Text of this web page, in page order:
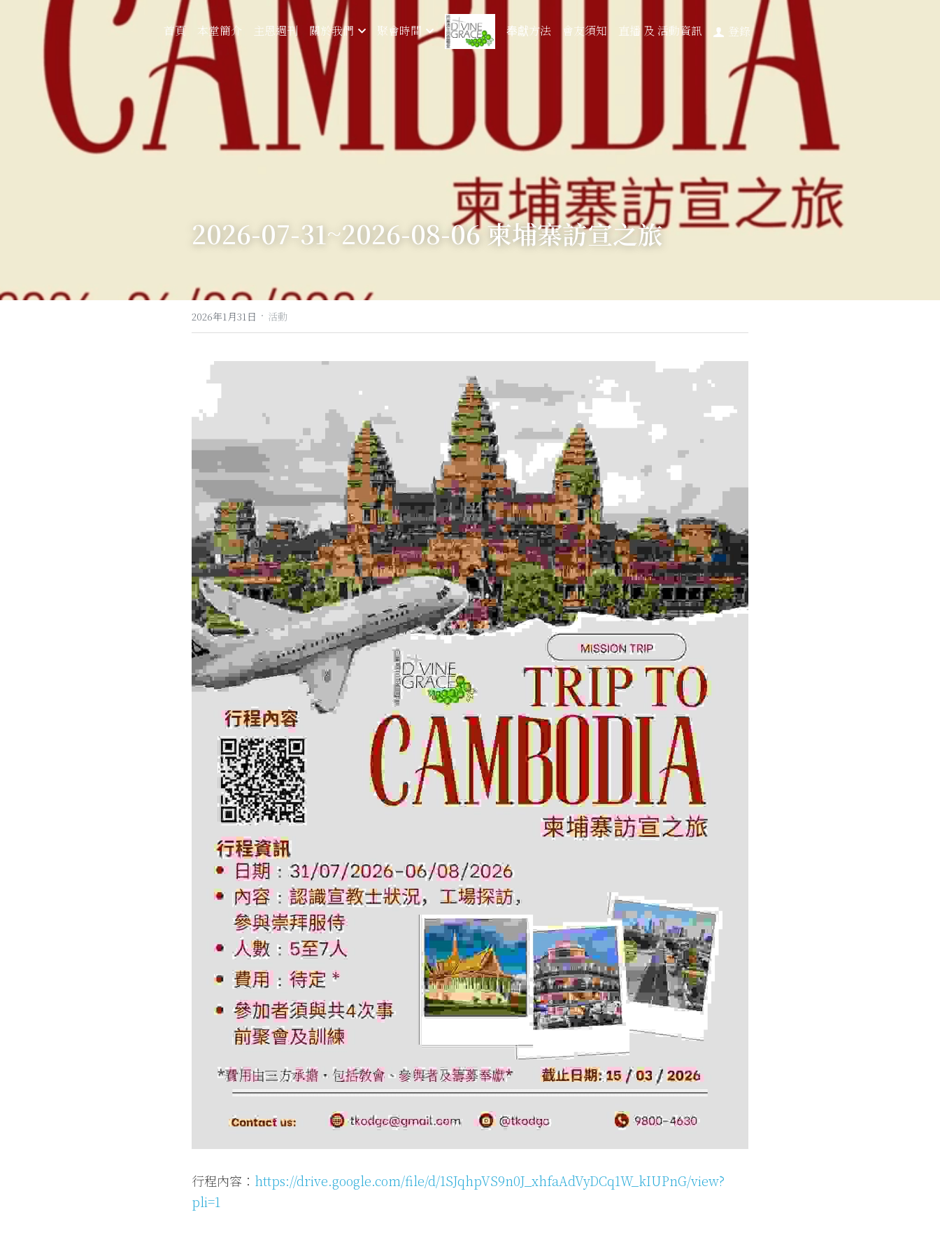
首頁 本堂簡介 主恩週刊 關於我們 聚會時間 奉獻方法 會友須知 直播 及 活動資訊 登錄
2026-07-31~2026-08-06 柬埔寨訪宣之旅
2026年1月31日 · 活動
行程內容： https://drive.google.com/file/d/1SJqhpVS9n0J_xhfaAdVyDCq1W_kIUPnG/view?
pli=1